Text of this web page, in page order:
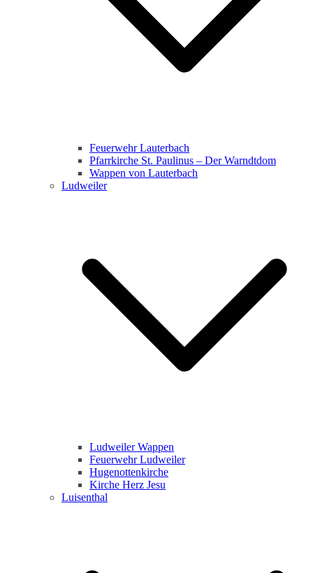
Feuerwehr Lauterbach
Pfarrkirche St. Paulinus – Der Warndtdom
Wappen von Lauterbach
Ludweiler
Ludweiler Wappen
Feuerwehr Ludweiler
Hugenottenkirche
Kirche Herz Jesu
Luisenthal